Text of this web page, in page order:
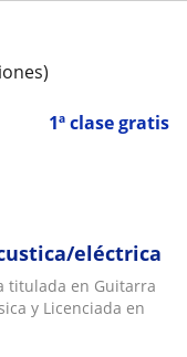
1ª clase gratis
eléctrica
titulada en Guitarra
y Licenciada en